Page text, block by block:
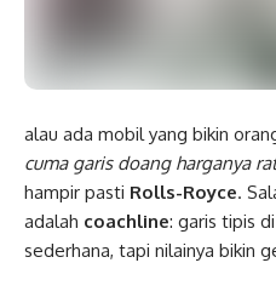
alau ada mobil yang bikin
cuma garis doang harganya
hampir pasti Rolls-Royce.
adalah coachline: garis tipis
sederhana, tapi nilainya bikin